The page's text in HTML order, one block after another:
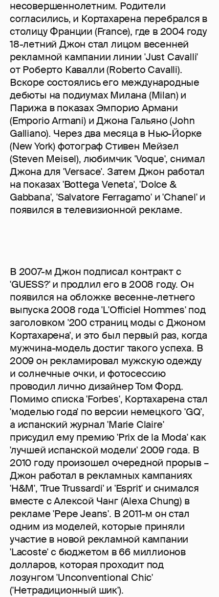
несовершеннолетним. Родители
согласились, и Кортахарена перебрался в
столицу Франции (France), где в 2004 году
18-летний Джон стал лицом весенней
рекламной кампании линии 'Just Cavalli'
от Роберто Кавалли (Roberto Cavalli).
Вскоре состоялись его международные
дебюты на подиумах Милана (Milan) и
Парижа в показах Эмпорио Армани
(Emporio Armani) и Джона Гальяно (John
Galliano). Через два месяца в Нью-Йорке
(New York) фотограф Стивен Мейзел
(Steven Meisel), любимчик 'Voque', снимал
Джона для 'Versace'. Затем Джон работал
на показах 'Bottega Veneta', 'Dolce &
Gabbana', 'Salvatore Ferragamo' и 'Chanel' и
появился в телевизионной рекламе.
В 2007-м Джон подписал контракт с
'GUESS?' и продлил его в 2008 году. Он
появился на обложке весенне-летнего
выпуска 2008 года 'L'Officiel Hommes' под
заголовком '200 страниц моды с Джоном
Кортахарена', и это был первый раз, когда
мужчина-модель достиг такого успеха. В
2009 он рекламировал мужскую одежду
и солнечные очки, и фотосессию
проводил лично дизайнер Том Форд.
Помимо списка 'Forbes', Кортахарена стал
'моделью года' по версии немецкого 'GQ',
а испанский журнал 'Marie Claire'
присудил ему премию 'Prix de la Moda' как
'лучшей испанской модели' 2009 года. В
2010 году произошел очередной прорыв –
Джон работал в рекламных кампаниях
'H&M', 'True Trussardi' и 'Esprit' и снимался
вместе с Алексой Чанг (Alexa Chung) в
рекламе 'Pepe Jeans'. В 2011-м он стал
одним из моделей, которые приняли
участие в новой рекламной кампании
'Lacoste' с бюджетом в 66 миллионов
долларов, которая проходит под
лозунгом 'Unconventional Chic'
('Нетрадиционный шик').